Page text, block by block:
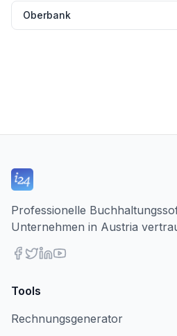
Oberbank
Professionelle
Unternehmen in Austria
Tools
Rechnungsgenerator